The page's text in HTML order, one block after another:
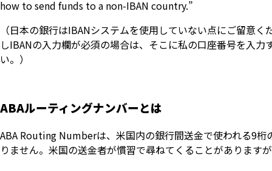
how to send funds to a non-IBAN country.”
（日本の銀行はIBANシステムを使用していない点にご留意
しIBANの入力欄が必須の場合は、そこに私の口座番号を入
い。）
ABAルーティングナンバーとは
ABA Routing Numberは、米国内の銀行間送金で使われる9
りません。米国の送金者が慣習で尋ねてくることがあります